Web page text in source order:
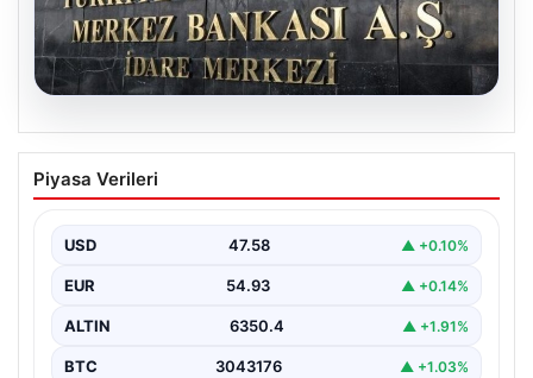
05.08.2026
Merkez Bankası’nın Nisan faiz kararı:
Tarih, saat ve ekonomist beklentileri
Kurulu, nisan ayı faiz kararını açıklamak üzere
toplanıyor.…
Piyasa Verileri
USD 47.58 ▲ +0.10%
EUR 54.93 ▲ +0.14%
ALTIN 6350.4 ▲ +1.91%
BTC 3043176 ▲ +1.03%